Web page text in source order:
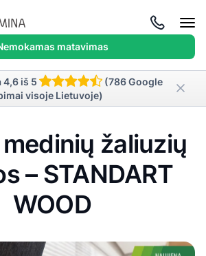
matavimas
4,6 iš 5
(786 Google
visoje Lietuvoje)
žaliuzių
– STANDART
WOOD